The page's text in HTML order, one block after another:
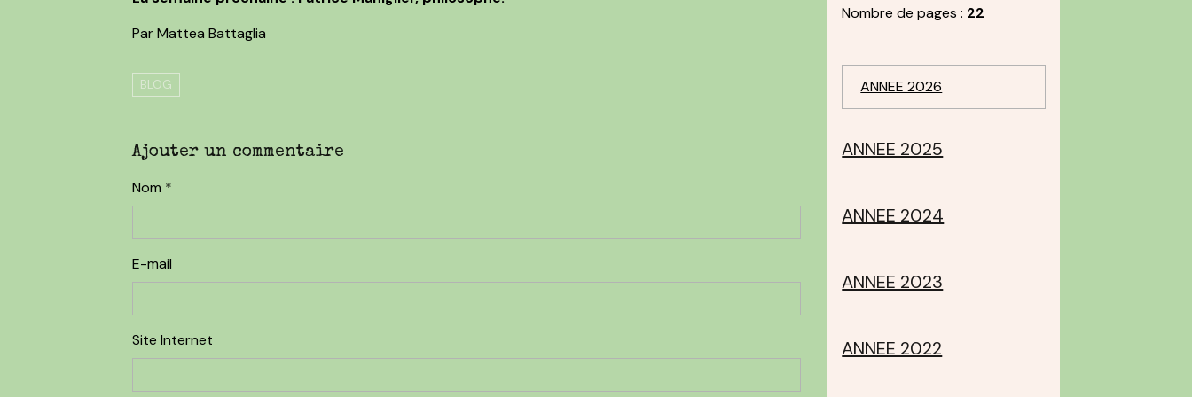
Par Mattea Battaglia
BLOG
Ajouter un commentaire
Nom
E-mail
Site Internet
Nombre de pages : 22
ANNEE 2026
ANNEE 2025
ANNEE 2024
ANNEE 2023
ANNEE 2022